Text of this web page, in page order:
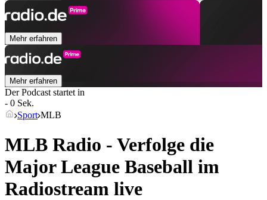
Mehr erfahren
Mehr erfahren
Der Podcast startet in
- 0 Sek.
Sport MLB
MLB Radio - Verfolge die
Major League Baseball im
Radiostream live